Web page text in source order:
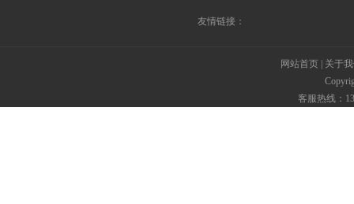
友情链接：
网站首页
关于
客服热线：